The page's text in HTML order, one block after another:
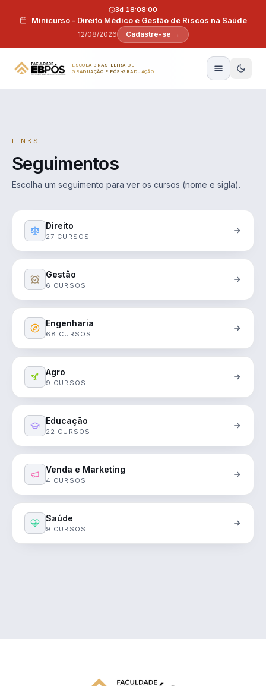
Minicurso - Direito Médico e Gestão de Riscos na Saúde
12/08/2026
3d 18:07:59
Cadastre-se →
ESCOLA BRASILEIRA DE
GRADUAÇÃO E PÓS-GRADUAÇÃO
LINKS
Seguimentos
Escolha um seguimento para ver os cursos (nome e sigla).
Direito
27 CURSOS
Gestão
6 CURSOS
Engenharia
68 CURSOS
Agro
9 CURSOS
Educação
22 CURSOS
Venda e Marketing
4 CURSOS
Saúde
9 CURSOS